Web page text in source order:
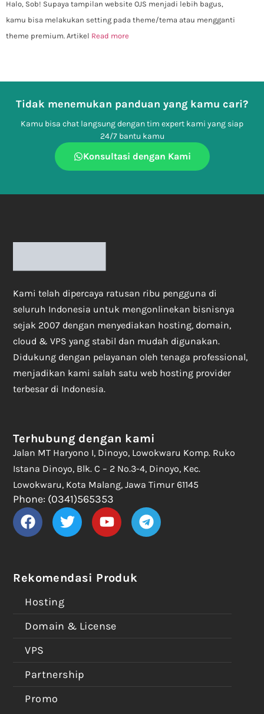
Halo, Sob! Supaya tampilan website OJS menjadi lebih bagus,
kamu bisa melakukan setting pada theme/tema atau mengganti
theme premium. Artikel Read more
Tidak menemukan panduan yang kamu cari?
Kamu bisa chat langsung dengan tim expert kami yang siap
24/7 bantu kamu
Konsultasi dengan Kami
Kami telah dipercaya ratusan ribu pengguna di
seluruh Indonesia untuk mengonlinekan bisnisnya
sejak 2007 dengan menyediakan hosting, domain,
cloud & VPS yang stabil dan mudah digunakan.
Didukung dengan pelayanan oleh tenaga professional,
menjadikan kami salah satu web hosting provider
terbesar di Indonesia.
Rekomendasi Produk
Hosting
Domain & License
VPS
Partnership
Promo
Terhubung dengan kami
Jalan MT Haryono I, Dinoyo, Lowokwaru Komp. Ruko
Istana Dinoyo, Blk. C – 2 No.3-4, Dinoyo, Kec.
Lowokwaru, Kota Malang, Jawa Timur 61145
Phone: (0341)565353